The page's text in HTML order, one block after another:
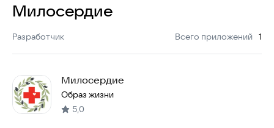
Милосердие
Разработчик Всего приложений
: 1
Милосердие
Образ жизни
5,0